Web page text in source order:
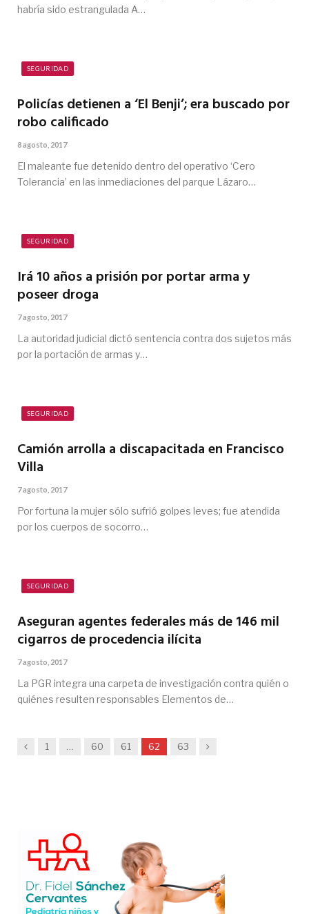
habría sido estrangulada A…
SEGURIDAD
Policías detienen a ‘El Benji’; era buscado por
robo calificado
8 agosto, 2017
El maleante fue detenido dentro del operativo ‘Cero
Tolerancia’ en las inmediaciones del parque Lázaro…
SEGURIDAD
Irá 10 años a prisión por portar arma y
poseer droga
7 agosto, 2017
La autoridad judicial dictó sentencia contra dos sujetos más
por la portación de armas y…
SEGURIDAD
Camión arrolla a discapacitada en Francisco
Villa
7 agosto, 2017
Por fortuna la mujer sólo sufrió golpes leves; fue atendida
por los cuerpos de socorro…
SEGURIDAD
Aseguran agentes federales más de 146 mil
cigarros de procedencia ilícita
7 agosto, 2017
La PGR integra una carpeta de investigación contra quién o
quiénes resulten responsables Elementos de…
Anterior
1 60 61 62 63 Siguiente